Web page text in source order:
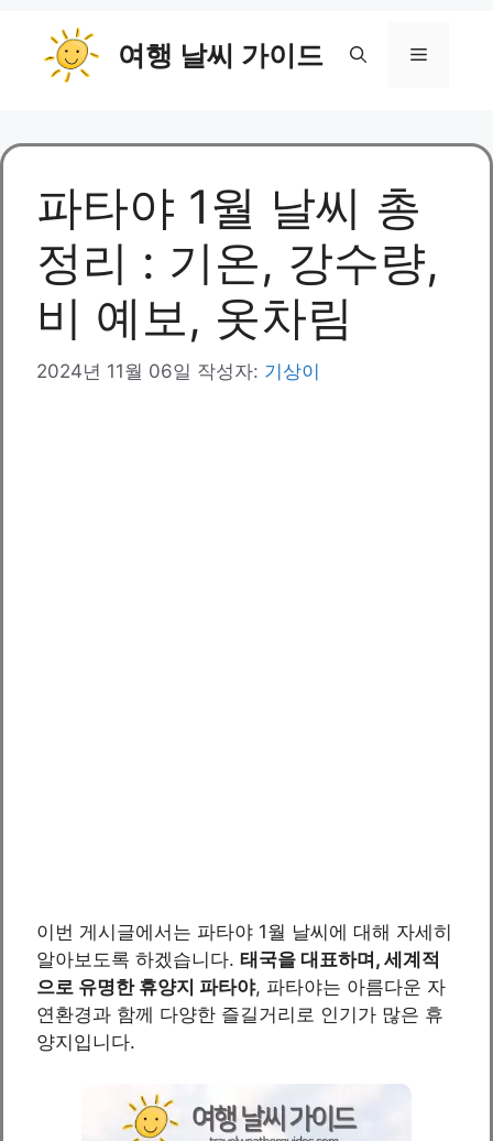
너
여행 날씨 가이드 메
파타야 1월 날씨 총
정리 : 기온, 강수량,
비 예보, 옷차림
2024년 11월 06일 작성자: 기상이
이번 게시글에서는 파타야 1월 날씨에 대해 자세히
알아보도록 하겠습니다. 태국을 대표하며, 세계적
으로 유명한 휴양지 파타야, 파타야는 아름다운 자
연환경과 함께 다양한 즐길거리로 인기가 많은 휴
양지입니다.